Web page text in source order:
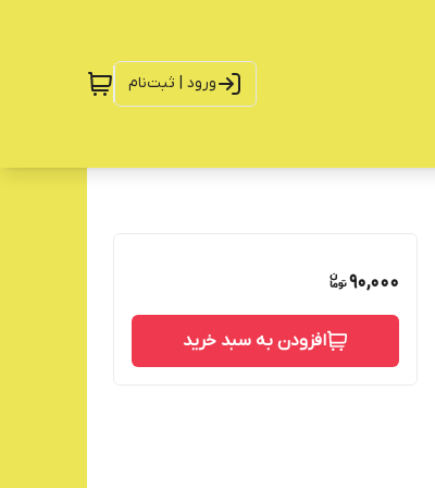
ورود | ثبت‌نام
90,000
افزودن به سبد خرید